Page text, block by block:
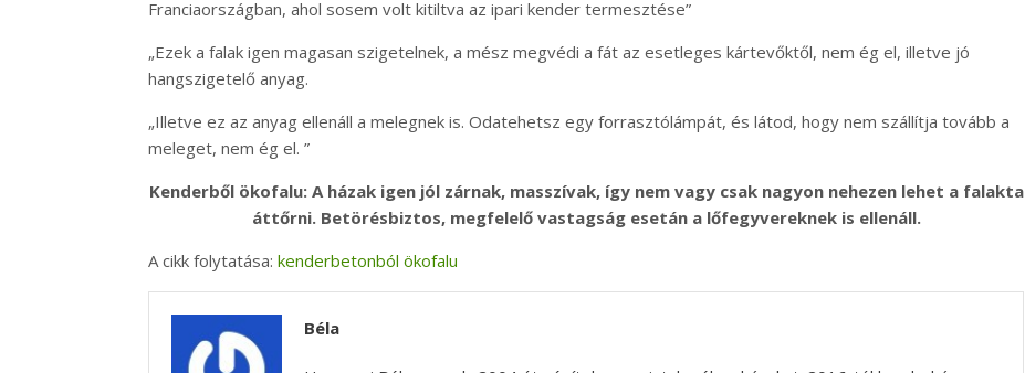
Franciaországban, ahol sosem volt kitiltva az ipari kender termesztése”
„Ezek a falak igen magasan szigetelnek, a mész megvédi a fát az esetleges kártevőktől, nem ég el, illetve jó
hangszigetelő anyag.
„Illetve ez az anyag ellenáll a melegnek is. Odatehetsz egy forrasztólámpát, és látod, hogy nem szállítja tovább a
meleget, nem ég el. ”
Kenderből ökofalu: A házak igen jól zárnak, masszívak, így nem vagy csak nagyon nehezen lehet a falakta
áttőrni. Betörésbiztos, megfelelő vastagság esetán a lőfegyvereknek is ellenáll.
A cikk folytatása:kenderbetonból ökofalu
Béla